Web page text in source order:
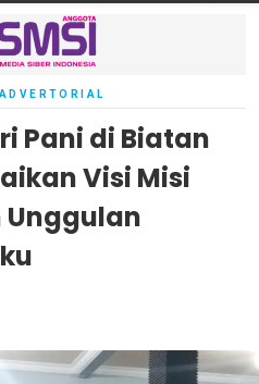
ADVERTORIAL
Pani di Biatan
Visi Misi
Unggulan